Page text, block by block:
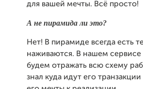
для вашей мечты. Всё просто!
А не пирамида ли это?
Нет! В пирамиде всегда есть
наживаются. В нашем
будем отражать всю схему
знал куда идут его